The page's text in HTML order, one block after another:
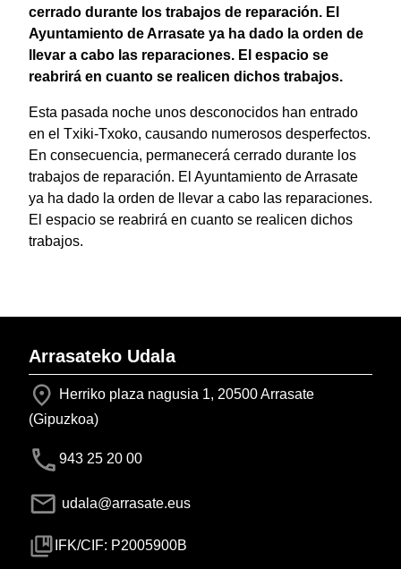
cerrado durante los trabajos de reparación. El
Ayuntamiento de Arrasate ya ha dado la orden de
llevar a cabo las reparaciones. El espacio se
reabrirá en cuanto se realicen dichos trabajos.
Esta pasada noche unos desconocidos han entrado
en el Txiki-Txoko, causando numerosos desperfectos.
En consecuencia, permanecerá cerrado durante los
trabajos de reparación. El Ayuntamiento de Arrasate
ya ha dado la orden de llevar a cabo las reparaciones.
El espacio se reabrirá en cuanto se realicen dichos
trabajos.
Arrasateko Udala
Herriko plaza nagusia 1, 20500 Arrasate
(Gipuzkoa)
943 25 20 00
udala@arrasate.eus
IFK/CIF: P2005900B